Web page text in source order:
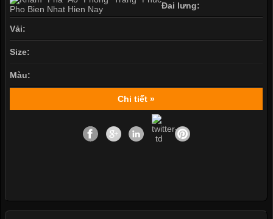
Đai lưng:
Vải:
Size:
Màu:
Chi tiết »